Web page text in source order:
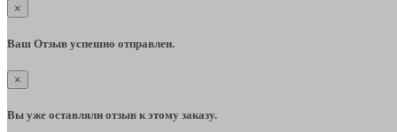
×
Ваш Отзыв успешно отправлен.
×
Вы уже оставляли отзыв к этому заказу.